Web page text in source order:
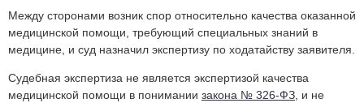
Между сторонами возник спор относительно качества оказанной
медицинской помощи, требующий специальных знаний в
медицине, и суд назначил экспертизу по ходатайству заявителя.
Судебная экспертиза не является экспертизой качества
медицинской помощи в понимании закона № 326-ФЗ , и не